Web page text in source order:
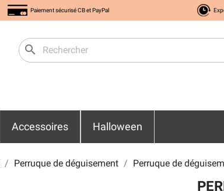
Paiement sécurisé CB et PayPal
search
Accessoires Halloween
Perruque de déguisement Perruque de